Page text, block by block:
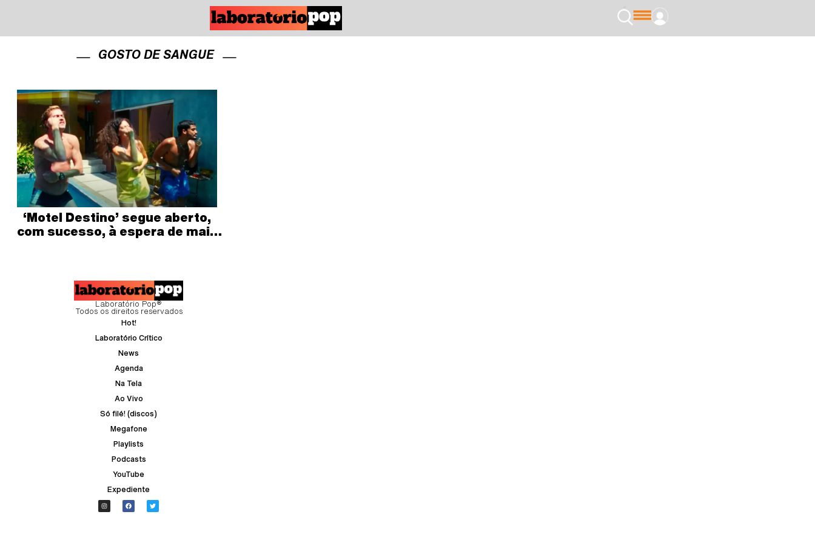
GOSTO DE SANGUE
‘Motel Destino’ segue aberto,
com sucesso, à espera de mais
Laboratório Pop®
Todos os direitos reservados
Hot!
Laboratório Crítico
News
Agenda
Na Tela
Ao Vivo
Só filé! (discos)
Megafone
Playlists
Podcasts
YouTube
Expediente